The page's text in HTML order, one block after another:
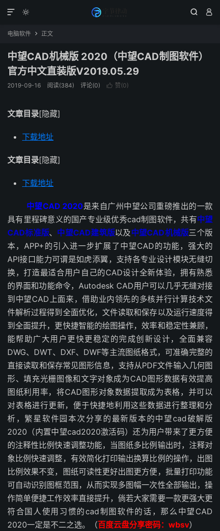
  

电脑软件  正文
中望CAD机械版 2020（中望CAD制图软件）
官方中文直装版V2019.05.29
2019-09-16 阅读(384) 评论(0)  赞(0)
文章目录[隐藏]
下载地址
文章目录[隐藏]
下载地址
中望CAD 2020是来自广州中望公司重磅推出的一款
具有里程碑意义的国产专业级优秀cad制图软件，共有中望
CAD标准版、 中望CAD建筑版以及中望CAD机械版三个版
本，APP+的引入进一步扩展了中望CAD的功能，强大的
API接口能力可谓是如虎添翼，支持各专业设计模块无缝切
换，打造最适合用户自己的CAD设计全新体验，拥有熟悉
的界面和功能命令，Autodesk CAD用户可以几乎无缝对接
到中望CAD上面来，借助业内领先的多核并行计算技术文
件解析过程得到全面优化，文件读取和保存以及运行速度得
到全面提升，更快捷智能的绘图操作，效率和稳定性兼顾，
能帮助广大用户更快更稳定的完成创新设计，全面兼容
DWG、DWT、DXF、DWF等主流图纸格式，可准确完整的
直接读取和保存常见图形信息，支持从PDF文件输入几何图
形、填充光栅图像和文字对象成为CAD图形数据有效提高
图纸利用率，将CAD图形对象数据提取成为表格，并可以
对表格进行更新，便于快捷地利用这些数据进行整理和分
析，繁星软件园本次分享的最新版本的中望cad破解版
2020（内置中望cad2020激活码）还为用户带来了更方便
的注释性比例快速调整功能，当图纸多比例输出时，注释对
象比例快速调整，有效简化打印输出换算比例的操作，出图
比例效果不变，图纸可读性更好出图更方便，批量打印功能
可自动识别图框范围，从而实现多图幅一次性全部输出，操
作简单便捷工作效率直接提升，倘若大家需要一款更强大更
符合国人使用习惯的cad制图软件的话，那么中望CAD
2020一定是不二之选。（百度云盘分享密码：wbsv）